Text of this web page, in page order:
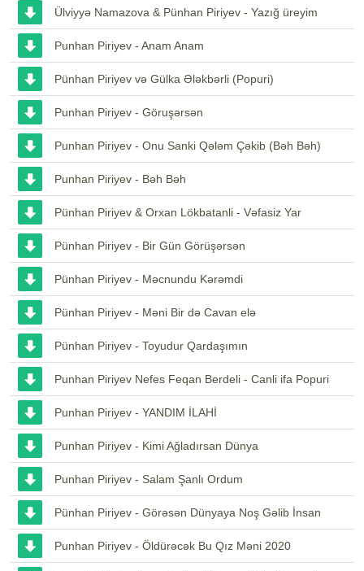
Ülviyyə Namazova & Pünhan Piriyev - Yazığ üreyim
Punhan Piriyev - Anam Anam
Pünhan Piriyev və Gülka Ələkbərli (Popuri)
Punhan Piriyev - Göruşərsən
Punhan Piriyev - Onu Sanki Qələm Çəkib (Bəh Bəh)
Punhan Piriyev - Bəh Bəh
Pünhan Piriyev & Orxan Lökbatanli - Vəfasiz Yar
Pünhan Piriyev - Bir Gün Görüşərsən
Pünhan Piriyev - Məcnundu Kərəmdi
Pünhan Piriyev - Məni Bir də Cavan elə
Pünhan Piriyev - Toyudur Qardaşımın
Punhan Piriyev Nefes Feqan Berdeli - Canli ifa Popuri
Punhan Piriyev - YANDIM İLAHİ
Punhan Piriyev - Kimi Ağladırsan Dünya
Punhan Piriyev - Salam Şanlı Ordum
Pünhan Piriyev - Görəsən Dünyaya Noş Gəlib İnsan
Punhan Piriyev - Öldürəcək Bu Qız Məni 2020